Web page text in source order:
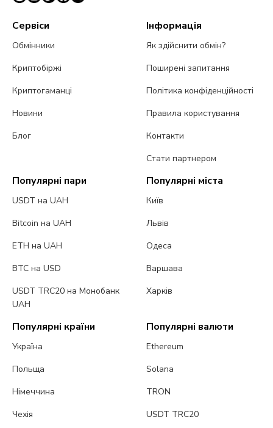
Сервіси
Обмінники
Криптобіржі
Криптогаманці
Новини
Блог
Інформація
Як здійснити обмін?
Поширені запитання
Політика конфіденційності
Правила користування
Контакти
Стати партнером
Популярні пари
USDT на UAH
Bitcoin на UAH
ETH на UAH
BTC на USD
USDT TRC20 на Монобанк
UAH
Популярні міста
Київ
Львів
Одеса
Варшава
Харків
Популярні країни
Україна
Польща
Німеччина
Чехія
Популярні валюти
Ethereum
Solana
TRON
USDT TRC20